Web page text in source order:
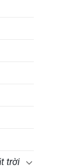
trời